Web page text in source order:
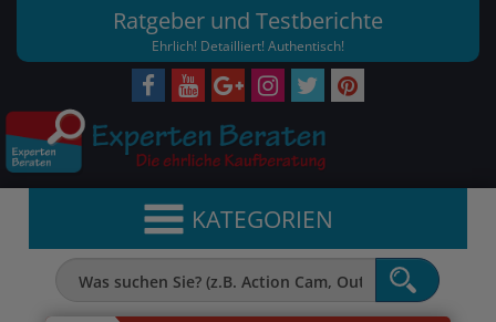
Ratgeber und Testberichte
Ehrlich! Detailliert! Authentisch!
KATEGORIEN